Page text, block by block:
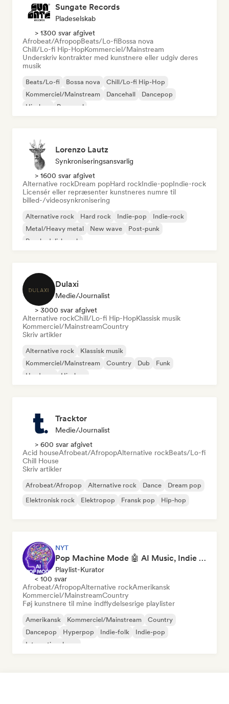
Sungate Records
Pladeselskab
> 1300 svar afgivet
Afrobeat/AfropopBeats/Lo-fiBossa nova
Chill/Lo-fi Hip-HopKommerciel/Mainstream
Underskriv kontrakter med kunstnere eller udgiv deres
musik
Beats/Lo-fi Bossa nova
Chill/Lo-fi Hip-Hop
Kommerciel/Mainstream
Dancehall
Dancepop
Hip-hop
Pop-soul
Lorenzo Lautz
Synkroniseringsansvarlig
> 1600 svar afgivet
Alternative rockDream popHard rockIndie-popIndie-rock
Licensér eller repræsenter kunstneres numre til
billed-/videosynkronisering
Alternative rock Hard rock Indie-pop
Indie-rock
Metal/Heavy metal
New wave
Post-punk
Psychedelisk rock
Dulaxi
Medie/journalist
> 3000 svar afgivet
Alternative rockChill/Lo-fi Hip-HopKlassisk musik
Kommerciel/MainstreamCountry
Skriv artikler
Alternative rock
Klassisk musik
Kommerciel/Mainstream
Country Dub
Funk
Hardcore
Hip-hop
Tracktor
Medie/journalist
> 600 svar afgivet
Acid houseAfrobeat/AfropopAlternative rockBeats/Lo-fi
Chill House
Skriv artikler
Afrobeat/Afropop Alternative rock Dance
Dream pop
Elektronisk rock
Elektropop Fransk pop Hip-hop
NYT
Pop Machine Mode 🤖 AI Music, Indie Pop & Dream Pop
Playlist-Kurator
< 100 svar
Afrobeat/AfropopAlternative rockAmerikansk
Kommerciel/MainstreamCountry
Føj kunstnere til mine indflydelsesrige playlister
Amerikansk Kommerciel/Mainstream
Country
Dancepop
Hyperpop Indie-folk
Indie-pop
International pop